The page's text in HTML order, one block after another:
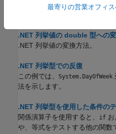
列挙型のわかりやすい名前を取
.NET 列挙値の double 型への
.NET 列挙値の変換方法。
.NET 列挙型での反復
この例では、
System.DayOfWeek
法を示します。
.NET 列挙型を使用した条件の
関係演算子を使用すると、
if
や、等式をテストする他の関数
最寄りの営業オフィ